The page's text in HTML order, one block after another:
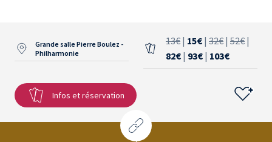
Grande salle Pierre Boulez -
Philharmonie
13€ | 15€ | 32€ | 52€ |
82€ | 93€ | 103€
Infos et réservation